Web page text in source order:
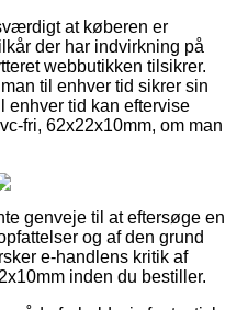
at køberen er
der har indvirkning på
webbutikken tilsikrer.
til enhver tid sikrer sin
enhver tid kan eftervise
fri, 62x22x10mm, om man
genveje til at eftersøge en
og af den grund
e-handlens kritik af
inden du bestiller.